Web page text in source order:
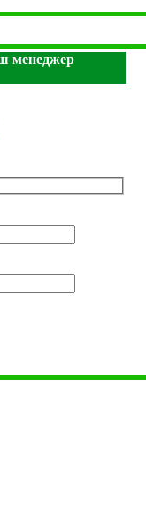
менеджер